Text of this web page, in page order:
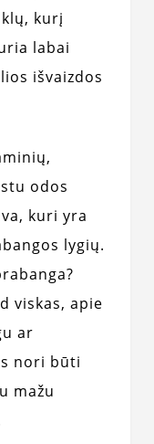
kurį
labai
išvaizdos
odos
kuri yra
lygių.
viskas, apie
ar
nori būti
mažu